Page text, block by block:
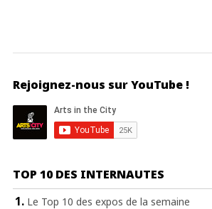
Rejoignez-nous sur YouTube !
TOP 10 DES INTERNAUTES
Le Top 10 des expos de la semaine